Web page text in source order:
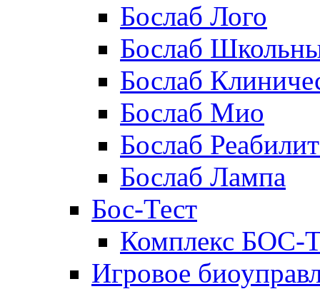
Бослаб Лого
Бослаб
Бослаб
Бослаб Мио
Бослаб
Бослаб Лампа
Бос-Тест
Комплекс БОС-
Игровое